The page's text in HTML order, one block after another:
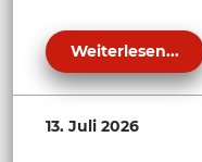
Weiterlesen...
13. Juli 2026